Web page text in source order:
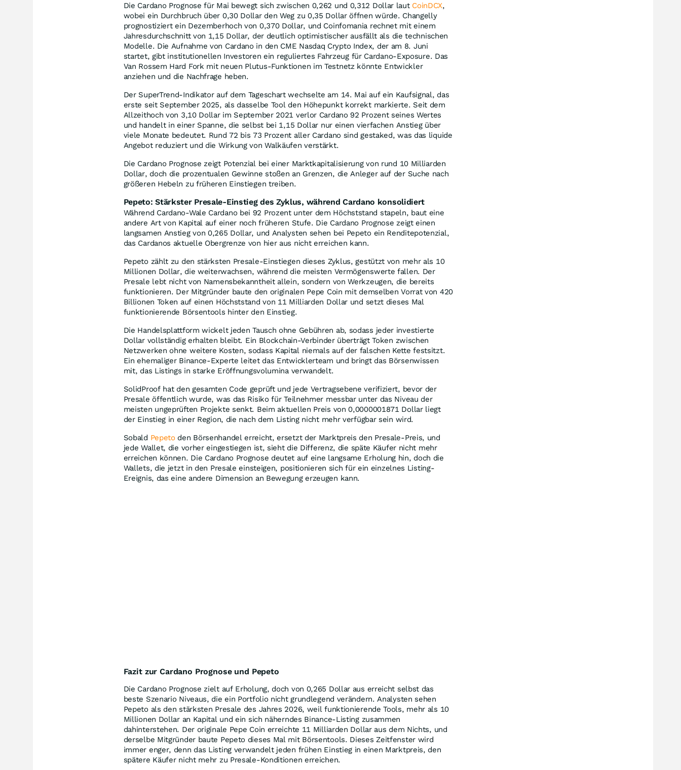
Die Cardano Prognose für Mai bewegt sich zwischen 0,262 und 0,312 Dollar laut CoinDCX,
wobei ein Durchbruch über 0,30 Dollar den Weg zu 0,35 Dollar öffnen würde. Changelly
prognostiziert ein Dezemberhoch von 0,370 Dollar, und Coinfomania rechnet mit einem
Jahresdurchschnitt von 1,15 Dollar, der deutlich optimistischer ausfällt als die technischen
Modelle. Die Aufnahme von Cardano in den CME Nasdaq Crypto Index, der am 8. Juni
startet, gibt institutionellen Investoren ein reguliertes Fahrzeug für Cardano-Exposure. Das
Van Rossem Hard Fork mit neuen Plutus-Funktionen im Testnetz könnte Entwickler
anziehen und die Nachfrage heben.
Der SuperTrend-Indikator auf dem Tageschart wechselte am 14. Mai auf ein Kaufsignal, das
erste seit September 2025, als dasselbe Tool den Höhepunkt korrekt markierte. Seit dem
Allzeithoch von 3,10 Dollar im September 2021 verlor Cardano 92 Prozent seines Wertes
und handelt in einer Spanne, die selbst bei 1,15 Dollar nur einen vierfachen Anstieg über
viele Monate bedeutet. Rund 72 bis 73 Prozent aller Cardano sind gestaked, was das liquide
Angebot reduziert und die Wirkung von Walkäufen verstärkt.
Die Cardano Prognose zeigt Potenzial bei einer Marktkapitalisierung von rund 10 Milliarden
Dollar, doch die prozentualen Gewinne stoßen an Grenzen, die Anleger auf der Suche nach
größeren Hebeln zu früheren Einstiegen treiben.
Pepeto: Stärkster Presale-Einstieg des Zyklus, während Cardano konsolidiert
Während Cardano-Wale Cardano bei 92 Prozent unter dem Höchststand stapeln, baut eine
andere Art von Kapital auf einer noch früheren Stufe. Die Cardano Prognose zeigt einen
langsamen Anstieg von 0,265 Dollar, und Analysten sehen bei Pepeto ein Renditepotenzial,
das Cardanos aktuelle Obergrenze von hier aus nicht erreichen kann.
Pepeto zählt zu den stärksten Presale-Einstiegen dieses Zyklus, gestützt von mehr als 10
Millionen Dollar, die weiterwachsen, während die meisten Vermögenswerte fallen. Der
Presale lebt nicht von Namensbekanntheit allein, sondern von Werkzeugen, die bereits
funktionieren. Der Mitgründer baute den originalen Pepe Coin mit demselben Vorrat von 420
Billionen Token auf einen Höchststand von 11 Milliarden Dollar und setzt dieses Mal
funktionierende Börsentools hinter den Einstieg.
Die Handelsplattform wickelt jeden Tausch ohne Gebühren ab, sodass jeder investierte
Dollar vollständig erhalten bleibt. Ein Blockchain-Verbinder überträgt Token zwischen
Netzwerken ohne weitere Kosten, sodass Kapital niemals auf der falschen Kette festsitzt.
Ein ehemaliger Binance-Experte leitet das Entwicklerteam und bringt das Börsenwissen
mit, das Listings in starke Eröffnungsvolumina verwandelt.
SolidProof hat den gesamten Code geprüft und jede Vertragsebene verifiziert, bevor der
Presale öffentlich wurde, was das Risiko für Teilnehmer messbar unter das Niveau der
meisten ungeprüften Projekte senkt. Beim aktuellen Preis von 0,0000001871 Dollar liegt
der Einstieg in einer Region, die nach dem Listing nicht mehr verfügbar sein wird.
Sobald Pepeto den Börsenhandel erreicht, ersetzt der Marktpreis den Presale-Preis, und
jede Wallet, die vorher eingestiegen ist, sieht die Differenz, die späte Käufer nicht mehr
erreichen können. Die Cardano Prognose deutet auf eine langsame Erholung hin, doch die
Wallets, die jetzt in den Presale einsteigen, positionieren sich für ein einzelnes Listing-
Ereignis, das eine andere Dimension an Bewegung erzeugen kann.
Fazit zur Cardano Prognose und Pepeto
Die Cardano Prognose zielt auf Erholung, doch von 0,265 Dollar aus erreicht selbst das
beste Szenario Niveaus, die ein Portfolio nicht grundlegend verändern. Analysten sehen
Pepeto als den stärksten Presale des Jahres 2026, weil funktionierende Tools, mehr als 10
Millionen Dollar an Kapital und ein sich näherndes Binance-Listing zusammen
dahinterstehen. Der originale Pepe Coin erreichte 11 Milliarden Dollar aus dem Nichts, und
derselbe Mitgründer baute Pepeto dieses Mal mit Börsentools. Dieses Zeitfenster wird
immer enger, denn das Listing verwandelt jeden frühen Einstieg in einen Marktpreis, den
spätere Käufer nicht mehr zu Presale-Konditionen erreichen.